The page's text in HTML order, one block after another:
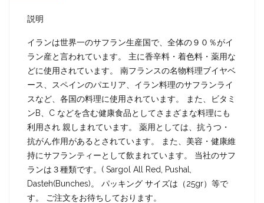
説明
イランは世界一のサフラン生産国で、全体の９０％がイ
ラン産と言われています。 主に香辛料・着色料・薬用な
どに使用されています。 南フランスの名物料理ブイヤベ
ース、スペインのパエリア、イラン料理のサフランライ
スなど、各国の料理に使用されています。 また、ビタミ
ンB、C などを含む健康食品としてさまざまな料理にも
利用され 親しまれています。 薬用としては、抗うつ・
抗がん作用があるとされています。 また、美容・健康維
持にサフランティーとして飲まれています。 当社のサフ
ランは３種類です。( Sargol All Red, Pushal,
Dasteh(Bunches)。 パッキング サイズは（25gr）等で
す。 ご注文をお待ちしております。